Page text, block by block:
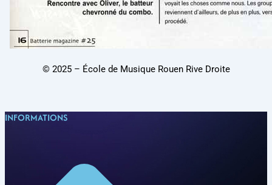
© 2025 – École de Musique Rouen Rive Droite
INFORMATIONS